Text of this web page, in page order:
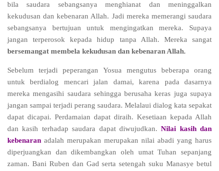
bila saudara sebangsanya menghianat dan meninggalkan
kekudusan dan kebenaran Allah. Jadi mereka memerangi saudara
sebangsanya bertujuan untuk mengingatkan mereka. Supaya
jangan terperosok kepada hidup tanpa Allah. Mereka sangat
bersemangat membela kekudusan dan kebenaran Allah.
Sebelum terjadi peperangan Yosua mengutus beberapa orang
untuk berdialog mencari jalan damai, karena pada dasarnya
mereka mengasihi saudara sehingga berusaha keras juga supaya
jangan sampai terjadi perang saudara. Melalaui dialog kata sepakat
dapat dicapai. Perdamaian dapat diraih. Kesetiaan kepada Allah
dan kasih terhadap saudara dapat diwujudkan.Nilai kasih dan
kebenaran adalah merupakan merupakan nilai abadi yang harus
diperjuangkan dan dikembangkan oleh umat Tuhan sepanjang
zaman. Bani Ruben dan Gad serta setengah suku Manasye betul